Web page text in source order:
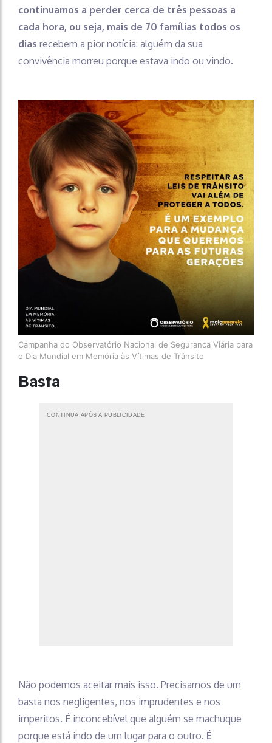
continuamos a perder cerca de três pessoas a
cada hora, ou seja, mais de 70 famílias todos os
dias recebem a pior notícia: alguém da sua
convivência morreu porque estava indo ou vindo.
Campanha do Observatório Nacional de Segurança Viária para
o Dia Mundial em Memória às Vítimas de Trânsito
Basta
CONTINUA APÓS A PUBLICIDADE
Não podemos aceitar mais isso. Precisamos de um
basta nos negligentes, nos imprudentes e nos
imperitos. É inconcebível que alguém se machuque
porque está indo de um lugar para o outro. É